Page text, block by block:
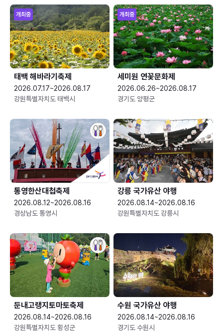
개최중
태백 해바라기축제
2026.07.17~2026.08.17
강원특별자치도 태백시
개최중
세미원 연꽃문화제
2026.06.26~2026.08.17
경기도 양평군
통영한산대첩축제
2026.08.12~2026.08.16
경상남도 통영시
강릉 국가유산 야행
2026.08.14~2026.08.16
강원특별자치도 강릉시
둔내고랭지토마토축제
2026.08.14~2026.08.16
강원특별자치도 횡성군
수원 국가유산 야행
2026.08.14~2026.08.16
경기도 수원시